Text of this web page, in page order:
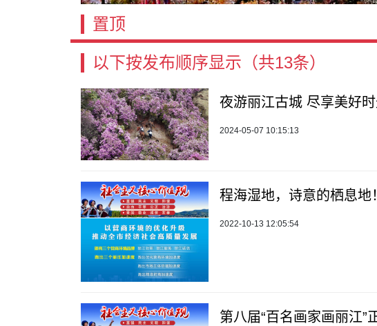
置顶
以下按发布顺序显示 （共13条）
夜游丽江古城 尽享美好
2024-05-07 10:15:13
程海湿地，诗意的栖息地！
2022-10-13 12:05:54
第八届“百名画家画丽江”